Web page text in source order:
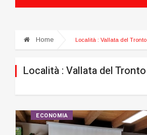
Home Località : Vallata del Tronto
Località : Vallata del Tronto
ECONOMIA